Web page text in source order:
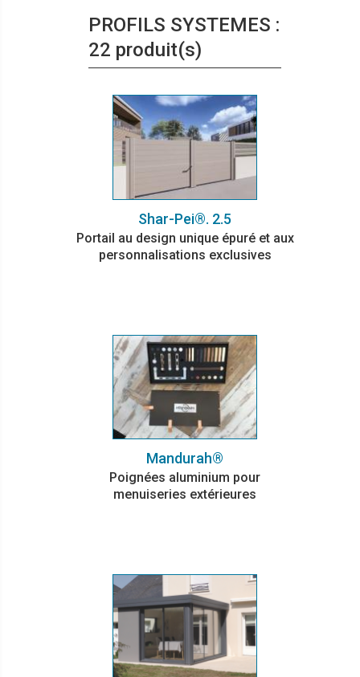
PROFILS SYSTEMES :
22 produit(s)
Shar-Pei®. 2.5
Portail au design unique épuré et aux
personnalisations exclusives
Mandurah®
Poignées aluminium pour
menuiseries extérieures